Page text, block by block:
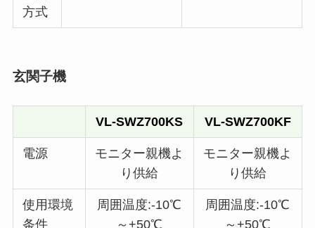
方式
玄関子機
VL-SWZ700KS VL-SWZ700KF
電源
モニター親機よ
り供給
モニター親機よ
り供給
使用環境
条件
周囲温度:-10℃
～+50℃
周囲温度:-10℃
～+50℃